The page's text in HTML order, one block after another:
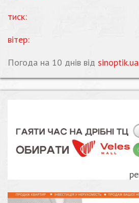
тиск:
вітер:
Погода на 10 днів від sinoptik.ua